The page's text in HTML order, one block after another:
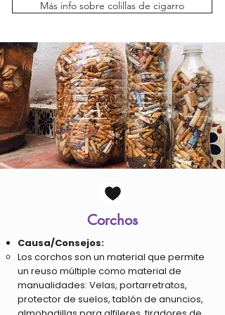
Más info sobre colillas de cigarro
Corchos
Causa/Consejos:
Los corchos son un material que permite
un reuso múltiple como material de
manualidades: Velas, portarretratos,
protector de suelos, tablón de anuncios,